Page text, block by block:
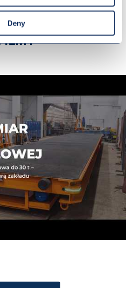
Deny
PRZEZ NAS